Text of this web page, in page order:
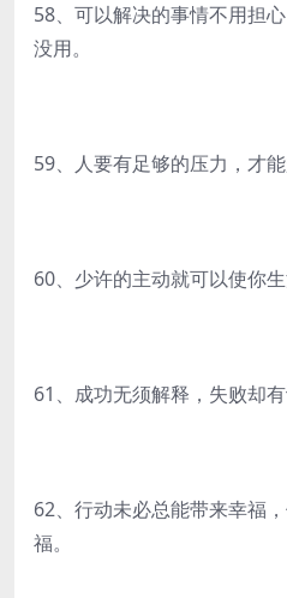
58、可以解决的事情不用担
没用。
59、人要有足够的压力，才能
60、少许的主动就可以使你生
61、成功无须解释，失败却有
62、行动未必总能带来幸福
福。